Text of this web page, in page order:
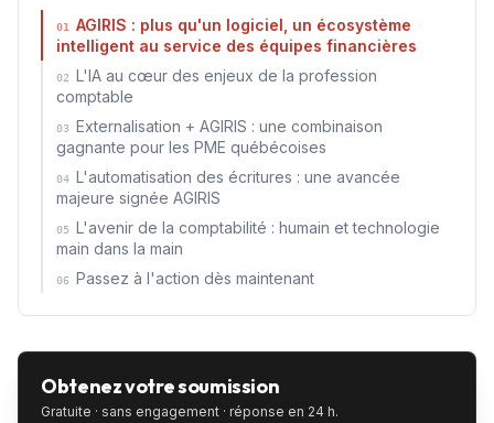
01
AGIRIS : plus qu'un logiciel, un écosystème
intelligent au service des équipes financières
02
L'IA au cœur des enjeux de la profession
comptable
03
Externalisation + AGIRIS : une combinaison
gagnante pour les PME québécoises
04 L'automatisation des écritures : une avancée
majeure signée AGIRIS
05
L'avenir de la comptabilité : humain et technologie
main dans la main
06 Passez à l'action dès maintenant
Obtenez votre soumission
Gratuite · sans engagement · réponse en 24 h.